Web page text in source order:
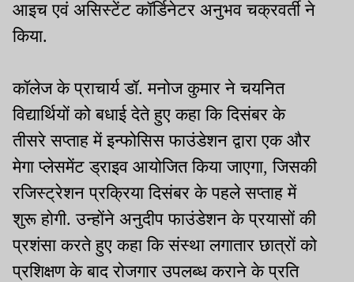
आइच एवं असिस्टेंट कॉर्डिनेटर अनुभव चक्रवर्ती ने
किया.
कॉलेज के प्राचार्य डॉ. मनोज कुमार ने चयनित
विद्यार्थियों को बधाई देते हुए कहा कि दिसंबर के
तीसरे सप्ताह में इन्फोसिस फाउंडेशन द्वारा एक और
मेगा प्लेसमेंट ड्राइव आयोजित किया जाएगा, जिसकी
रजिस्ट्रेशन प्रक्रिया दिसंबर के पहले सप्ताह में
शुरू होगी. उन्होंने अनुदीप फाउंडेशन के प्रयासों की
प्रशंसा करते हुए कहा कि संस्था लगातार छात्रों को
प्रशिक्षण के बाद रोजगार उपलब्ध कराने के प्रति